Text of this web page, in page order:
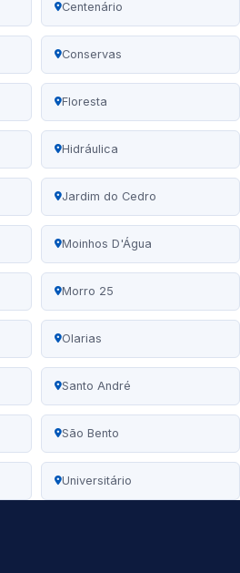
Centenário
Conservas
Floresta
Hidráulica
Jardim do Cedro
Moinhos D'Água
Morro 25
Olarias
Santo André
São Bento
Universitário